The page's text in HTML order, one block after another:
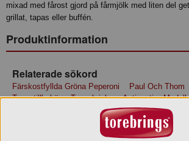
mixad med fårost gjord på fårmjölk med liten del
grillat, tapas eller buffén.
Produktinformation
Relaterade sökord
Färskostfyllda Gröna Peperoni Paul Och Thom
Tapastillbehör
Tapasbricka Antipasti
Inlagda Grönsaker Färskostfyllda
Grillrätter Grilltillbehör